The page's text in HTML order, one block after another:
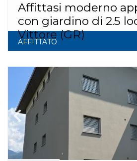
Affittasi moderno
con giardino di 2.5
Vittore (GR)
AFFITTATO